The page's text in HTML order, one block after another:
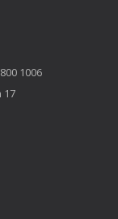
1006
17